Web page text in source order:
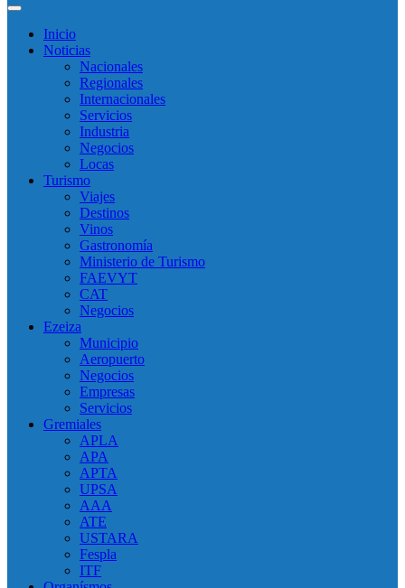
Inicio
Noticias
Nacionales
Regionales
Internacionales
Servicios
Industria
Negocios
Locas
Turismo
Viajes
Destinos
Vinos
Gastronomía
Ministerio de Turismo
FAEVYT
CAT
Negocios
Ezeiza
Municipio
Aeropuerto
Negocios
Empresas
Servicios
Gremiales
APLA
APA
APTA
UPSA
AAA
ATE
USTARA
Fespla
ITF